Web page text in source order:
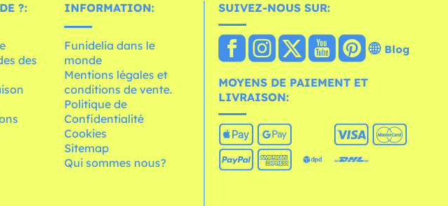
?:
des
INFORMATION:
Funidelia dans le
monde
Mentions légales et
conditions de vente.
Politique de
Confidentialité
Cookies
Sitemap
Qui sommes nous?
SUIVEZ-NOUS SUR:
Blog
MOYENS DE PAIEMENT ET
LIVRAISON: